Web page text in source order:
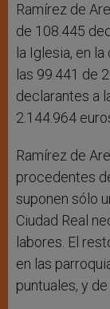
Ramírez de
de 108.445
la Iglesia, en
las 99.441 de
declarantes a
2.144.964
Ramírez de
procedentes
suponen sólo
Ciudad Real
labores. El
en las
puntuales, y